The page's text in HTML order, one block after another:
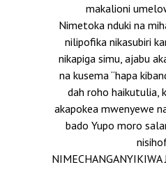
makalioni
Nimetoka nduki na
nilipofika nikasubiri
nikapiga simu, ajabu
na kusema “hapa
dah roho haikutulia,
akapokea mwenyewe
bado Yupo moro